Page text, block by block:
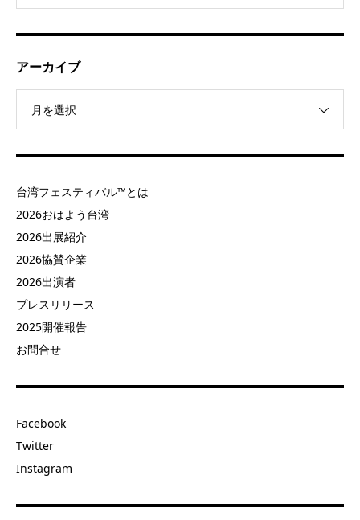
アーカイブ
月を選択
台湾フェスティバル™とは
2026おはよう台湾
2026出展紹介
2026協賛企業
2026出演者
プレスリリース
2025開催報告
お問合せ
Facebook
Twitter
Instagram